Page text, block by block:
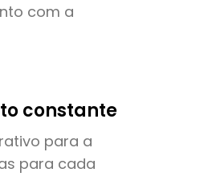
com a
constante
para a
para cada